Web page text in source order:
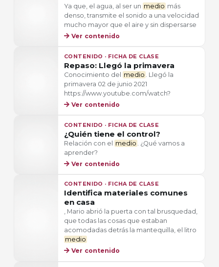
Ya que, el agua, al ser un medio más
denso, transmite el sonido a una velocidad
mucho mayor que el aire y sin dispersarse
Ver contenido
CONTENIDO · FICHA DE CLASE
Repaso: Llegó la primavera
Conocimiento del medio
. Llegó la
primavera 02 de junio 2021
https://www.youtube.com/watch?
Ver contenido
CONTENIDO · FICHA DE CLASE
¿Quién tiene el control?
Relación con el medio
. ¿Qué vamos a
aprender?
Ver contenido
CONTENIDO · FICHA DE CLASE
Identifica materiales comunes
en casa
, Mario abrió la puerta con tal brusquedad,
que todas las cosas que estaban
acomodadas detrás la mantequilla, el litro
medio
Ver contenido